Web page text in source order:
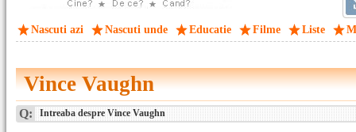
Nascuti azi Nascuti unde Educatie Filme Liste
Vince Vaughn
Q: Intreaba despre Vince Vaughn